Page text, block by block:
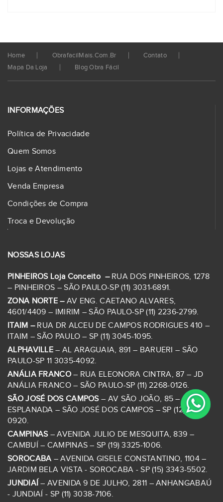
Home ObrafacilMais.com.br
Contato
Mapa Da Loja
Blog Obra Fácil
INFORMAÇÕES
Política de Privacidade
Quem Somos
Lojas e Atendimento
Venda Empresa
Condições de Compra
Troca e Devolução
NOSSAS LOJAS
PINHEIROS Loja Conceito – RUA DOS PINHEIROS, 1278
– PINHEIROS – SÃO PAULO-SP (11) 3031-6891.
ZONA NORTE – AV ENG. CAETANO ALVARES,
4601/4409 – IMIRIM – SÃO PAULO-SP (11) 2236-2799.
ITAIM – RUA DR ALCEU DE CAMPOS RODRIGUES 410 –
ITAIM – SÃO PAULO – SP (11) 3045-1095.
ALPHAVILLE – AL ARAGUAIA, 891 – BARUERI – SÃO
PAULO-SP 11 3035-4092.
ANÁLIA FRANCO– RUA ELEONORA CINTRA, 87 – JD
ANÁLIA FRANCO – SÃO PAULO-SP (11) 2268-0126.
SÃO JOSÉ DOS CAMPOS– AV SÃO JOÃO, 85 – JD
ESPLANADA – SÃO JOSÉ DOS CAMPOS – SP (12) 3922-
0920.
CAMPINAS– AVENIDA JULIO DE MESQUITA, 839 –
CAMBUÍ – CAMPINAS – SP (19) 3325-1006.
SOROCABA – AVENIDA GISELE CONSTANTINO, 1104 –
JARDIM BELA VISTA - SOROCABA - SP (15) 3343-5502.
JUNDIAÍ – AVENIDA 9 DE JULHO, 2811 – ANHANGABAÚ
- JUNDIAÍ - SP (11) 3038-7106.